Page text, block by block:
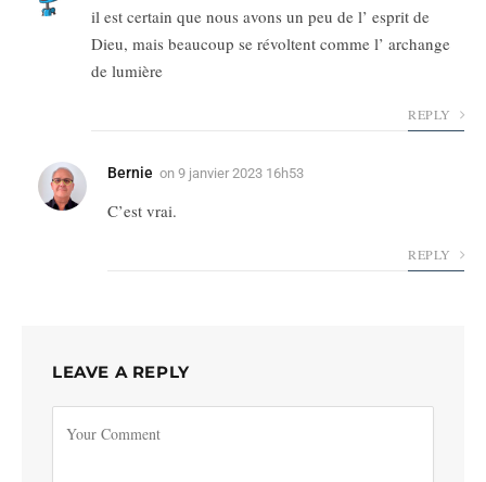
il est certain que nous avons un peu de l’ esprit de
Dieu, mais beaucoup se révoltent comme l’ archange
de lumière
REPLY
Bernie on 9 janvier 2023 16h53
C’est vrai.
REPLY
LEAVE A REPLY